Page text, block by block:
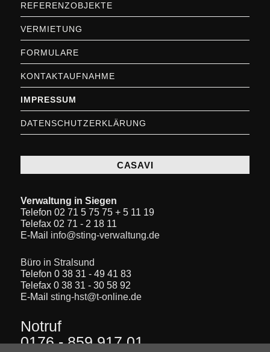
REFERENZOBJEKTE
VERMIETUNG
FORMULARE
KONTAKTAUFNAHME
IMPRESSUM
DATENSCHUTZERKLÄRUNG
CASAVI
Verwaltung in Siegen
Telefon 02 71 5 75 75 + 5 11 19
Telefax 02 71 - 2 18 11
E-Mail info@sting-verwaltung.de
Büro in Stralsund
Telefon 0 38 31 - 49 41 83
Telefax 0 38 31 - 30 58 92
E-Mailsting-hst@t-online.de
Notruf
0176 - 859 917 01